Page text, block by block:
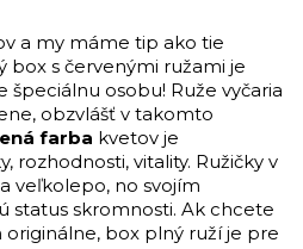
a my máme tip ako tie
box s červenými ružami je
osobu! Ruže vyčaria
obzvlášť v takomto
farba kvetov je
rozhodnosti, vitality. Ružičky v
veľkolepo, no svojím
status skromnosti. Ak chcete
box plný ruží je pre